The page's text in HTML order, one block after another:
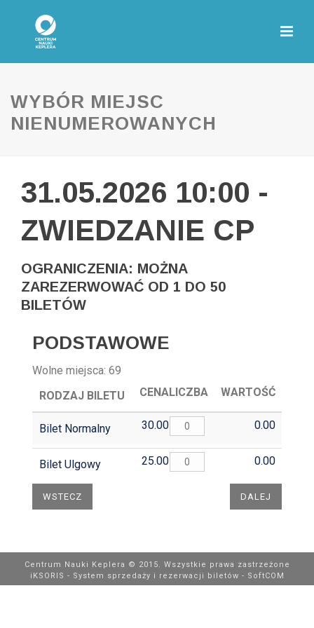
WYBÓR MIEJSC
NIENUMEROWANYCH
31.05.2026 10:00 -
ZWIEDZANIE CP
OGRANICZENIA: MOŻNA
ZAREZERWOWAĆ OD 1 DO 50
BILETÓW
PODSTAWOWE
Wolne miejsca: 69
RODZAJ BILETU
CENALICZBA WARTOŚĆ
Bilet Normalny 30.00 0.00
Bilet Ulgowy 25.00 0.00
Centrum Nauki Keplera © 2015. Wszystkie prawa zastrzeżone
iKSORIS - System sprzedaży i rezerwacji biletów - SoftCOM